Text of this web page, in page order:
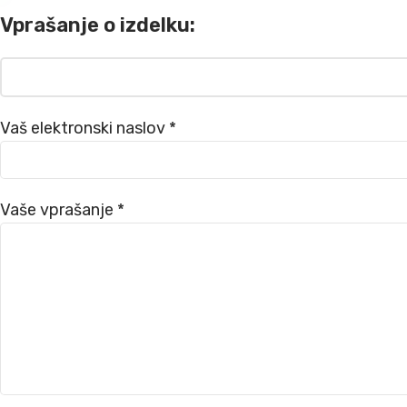
Vprašanje o izdelku:
Vaš elektronski naslov *
Vaše vprašanje *